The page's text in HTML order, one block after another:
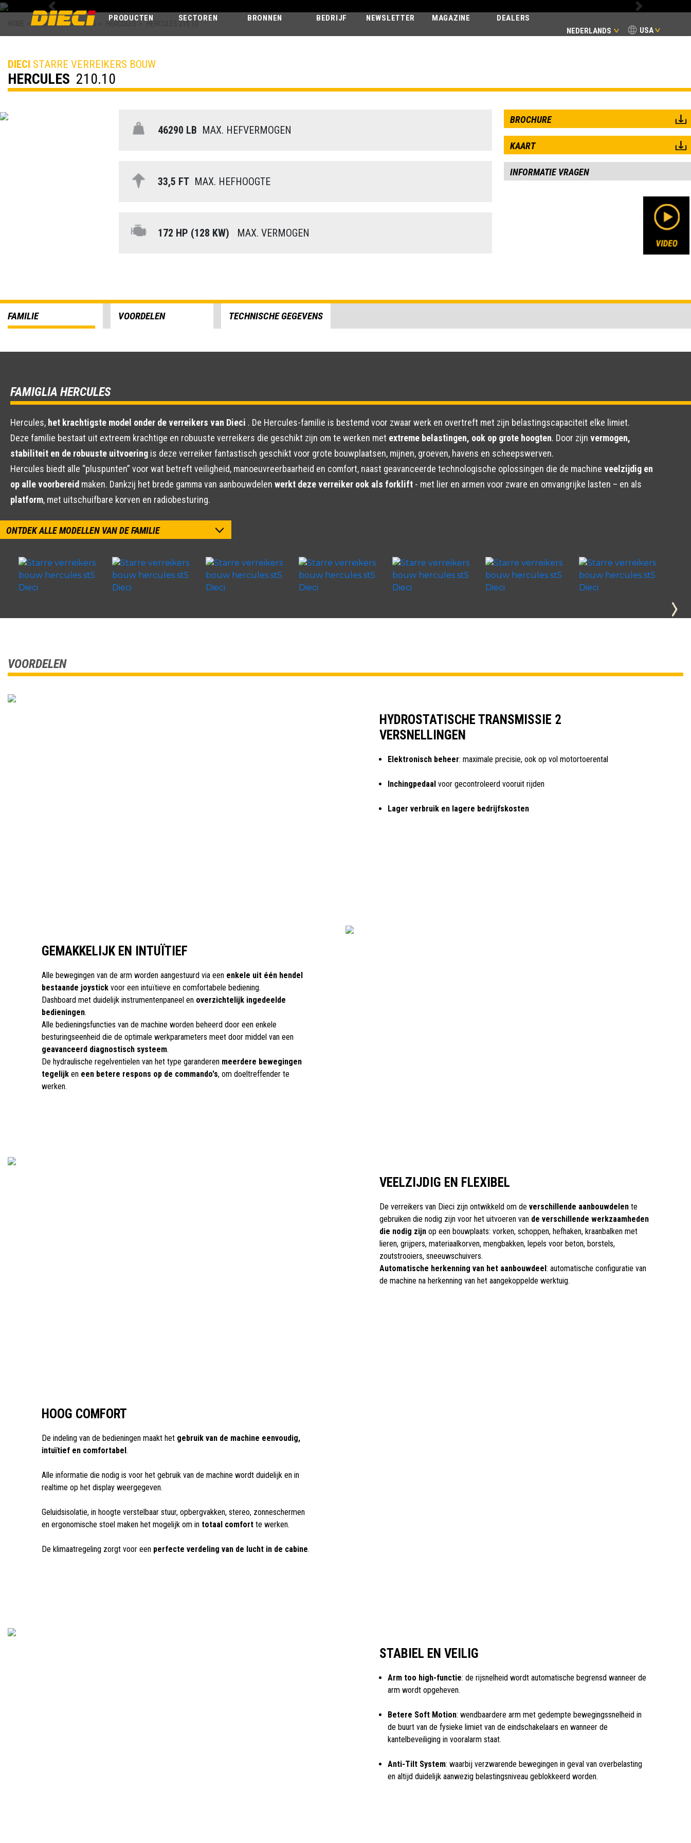
USA
NEDERLANDS
NEWSLETTER MAGAZINE DEALERS
PRODUCTEN SECTOREN BRONNEN BEDRIJF
Previous Next
HERCULES
STARRE VERREIKERS
DIECI STARRE VERREIKERS BOUW
HERCULES 210.10
46290 LB MAX. HEFVERMOGEN
33,5 FTMAX. HEFHOOGTE
172 HP (128 KW) MAX. VERMOGEN
BROCHURE
KAART
INFORMATIE VRAGEN
FAMILIE VOORDELEN TECHNISCHE GEGEVENS
FAMIGLIA HERCULES
Hercules, het krachtigste model onder de verreikers van Dieci . De Hercules-familie is bestemd voor zwaar werk en overtreft met zijn belastingscapaciteit elke limiet.
Deze familie bestaat uit extreem krachtige en robuuste verreikers die geschikt zijn om te werken met extreme belastingen, ook op grote hoogten. Door zijn vermogen,
stabiliteit en de robuuste uitvoering is deze verreiker fantastisch geschikt voor grote bouwplaatsen, mijnen, groeven, havens en scheepswerven.
Hercules biedt alle “pluspunten” voor wat betreft veiligheid, manoeuvreerbaarheid en comfort, naast geavanceerde technologische oplossingen die de machine veelzijdig en
op alle voorbereid maken. Dankzij het brede gamma van aanbouwdelen werkt deze verreiker ook als forklift - met lier en armen voor zware en omvangrijke lasten – en als
platform, met uitschuifbare korven en radiobesturing.
ONTDEK ALLE MODELLEN VAN DE FAMILIE
VOORDELEN
HYDROSTATISCHE TRANSMISSIE 2
VERSNELLINGEN
Elektronisch beheer: maximale precisie, ook op vol motortoerental
Inchingpedaalvoor gecontroleerd vooruit rijden
Lager verbruik en lagere bedrijfskosten
GEMAKKELIJK EN INTUÏTIEF
Alle bewegingen van de arm worden aangestuurd via een enkele uit één hendel
bestaande joystickvoor een intuïtieve en comfortabele bediening.
Dashboard met duidelijk instrumentenpaneel en overzichtelijk ingedeelde
bedieningen.
Alle bedieningsfuncties van de machine worden beheerd door een enkele
besturingseenheid die de optimale werkparameters meet door middel van een
geavanceerd diagnostisch systeem.
De hydraulische regelventielen van het type garanderen meerdere bewegingen
tegelijken een betere respons op de commando's, om doeltreffender te
werken.
VEELZIJDIG EN FLEXIBEL
De verreikers van Dieci zijn ontwikkeld om de verschillende aanbouwdelente
gebruiken die nodig zijn voor het uitvoeren van de verschillende werkzaamheden
die nodig zijnop een bouwplaats: vorken, schoppen, hefhaken, kraanbalken met
lieren, grijpers, materiaalkorven, mengbakken, lepels voor beton, borstels,
zoutstrooiers, sneeuwschuivers.
Automatische herkenning van het aanbouwdeel: automatische configuratie van
de machine na herkenning van het aangekoppelde werktuig.
HOOG COMFORT
De indeling van de bedieningen maakt het gebruik van de machine eenvoudig,
intuïtief en comfortabel.
Alle informatie die nodig is voor het gebruik van de machine wordt duidelijk en in
realtime op het display weergegeven.
Geluidsisolatie, in hoogte verstelbaar stuur, opbergvakken, stereo, zonneschermen
en ergonomische stoel maken het mogelijk om in totaal comfortte werken.
De klimaatregeling zorgt voor een perfecte verdeling van de lucht in de cabine.
STABIEL EN VEILIG
Arm too high-functie: de rijsnelheid wordt automatische begrensd wanneer de
arm wordt opgeheven.
Betere Soft Motion: wendbaardere arm met gedempte bewegingssnelheid in
de buurt van de fysieke limiet van de eindschakelaars en wanneer de
kantelbeveiliging in vooralarm staat.
Anti-Tilt System: waarbij verzwarende bewegingen in geval van overbelasting
en altijd duidelijk aanwezig belastingsniveau geblokkeerd worden.